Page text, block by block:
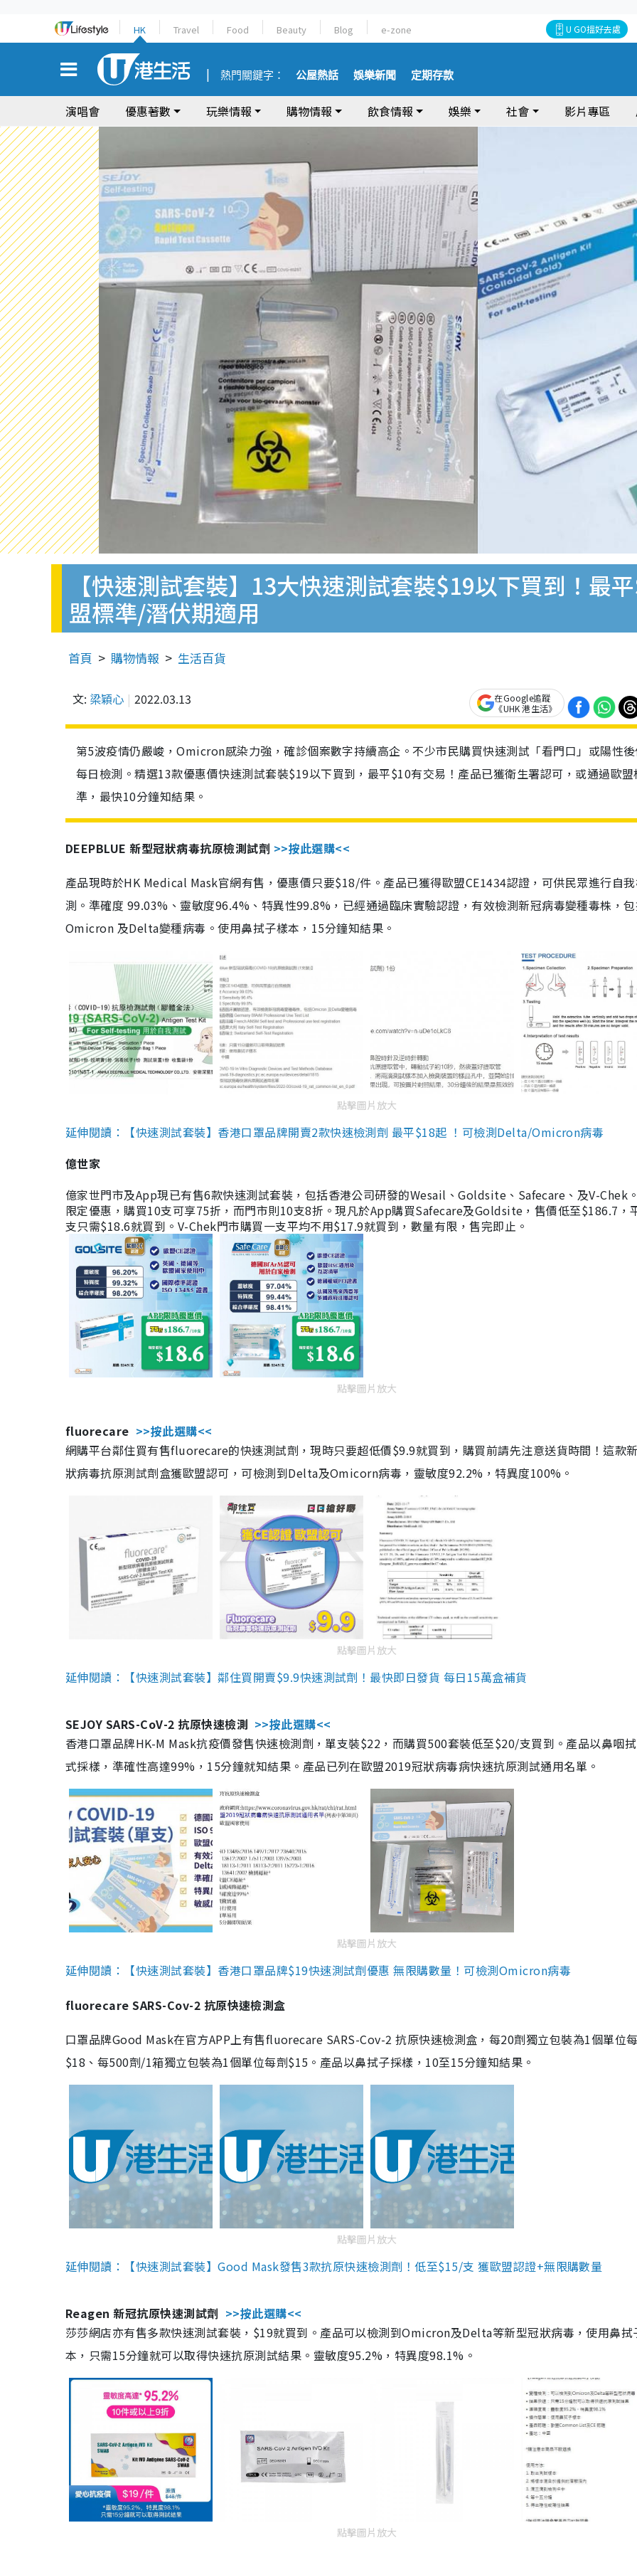
HK Travel Food Beauty Blog e-zone U GO搵好去處
熱門關鍵字： 公屋熱話 娛樂新聞 定期存款
演唱會 優惠著數 玩樂情報 購物情報 飲食情報 娛樂 社會 影片專區
【快速測試套裝】13大快速測試套裝$19以下買到！最
盟標準/潛伏期適用
首頁 購物情報 生活百貨
文: 梁穎心 2022.03.13
在Google追蹤
《UHK 港生活》
第5波疫情仍嚴峻，Omicron感染力強，確診個案數字持續高企。不少市民購買快速測試「看門口」或陽性
每日檢測。精選13款優惠價快速測試套裝$19以下買到，最平$10有交易！產品已獲衛生署認可，或通過歐盟
準，最快10分鐘知結果。
DEEPBLUE 新型冠狀病毒抗原檢測試劑 >>按此選購<<
產品現時於HK Medical Mask官網有售，優惠價只要$18/件。產品已獲得歐盟CE1434認證，可供民眾進行自
測。準確度 99.03%、靈敏度96.4%、特異性99.8%，已經通過臨床實驗認證，有效檢測新冠病毒變種毒株，
Omicron 及Delta變種病毒。使用鼻拭子樣本，15分鐘知結果。
點擊圖片放大
延伸閱讀：【快速測試套裝】香港口罩品牌開賣2款快速檢測劑 最平$18起 ！可檢測Delta/Omicron病毒
億世家
億家世門市及App現已有售6款快速測試套裝，包括香港公司研發的Wesail、Goldsite、Safecare、及V-Chek
限定優惠，購買10支可享75折，而門市則10支8折。現凡於App購買Safecare及Goldsite，售價低至$186.7，
支只需$18.6就買到。V-Chek門市購買一支平均不用$17.9就買到，數量有限，售完即止。
點擊圖片放大
fluorecare >>按此選購<<
網購平台鄰住買有售fluorecare的快速測試劑，現時只要超低價$9.9就買到，購買前請先注意送貨時間！這款
狀病毒抗原測試劑盒獲歐盟認可，可檢測到Delta及Omicorn病毒，靈敏度92.2%，特異度100%。
點擊圖片放大
延伸閱讀：【快速測試套裝】鄰住買開賣$9.9快速測試劑！最快即日發貨 每日15萬盒補貨
SEJOY SARS-CoV-2 抗原快速檢測 >>按此選購<<
香港口罩品牌HK-M Mask抗疫價發售快速檢測劑，單支裝$22，而購買500套裝低至$20/支買到。產品以鼻咽
式採樣，準確性高達99%，15分鐘就知結果。產品已列在歐盟2019冠狀病毒病快速抗原測試通用名單。
點擊圖片放大
延伸閱讀：【快速測試套裝】香港口罩品牌$19快速測試劑優惠 無限購數量！可檢測Omicron病毒
fluorecare SARS-Cov-2 抗原快速檢測盒
口罩品牌Good Mask在官方APP上有售fluorecare SARS-Cov-2 抗原快速檢測盒，每20劑獨立包裝為1個單位
$18、每500劑/1箱獨立包裝為1個單位每劑$15。產品以鼻拭子採樣，10至15分鐘知結果。
點擊圖片放大
延伸閱讀：【快速測試套裝】Good Mask發售3款抗原快速檢測劑！低至$15/支 獲歐盟認證+無限購數量
Reagen 新冠抗原快速測試劑 >>按此選購<<
莎莎網店亦有售多款快速測試套裝，$19就買到。產品可以檢測到Omicron及Delta等新型冠狀病毒，使用鼻拭
本，只需15分鐘就可以取得快速抗原測試結果。靈敏度95.2%，特異度98.1%。
點擊圖片放大